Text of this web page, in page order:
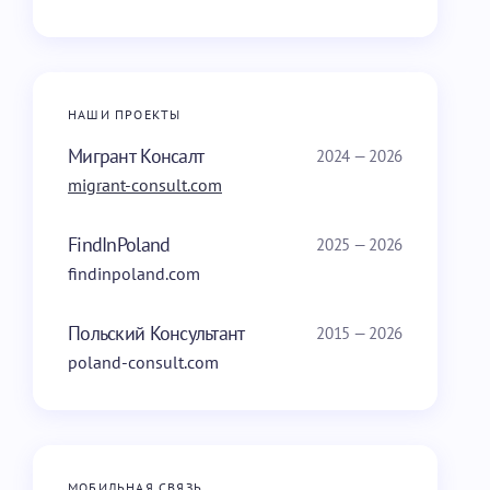
НАШИ ПРОЕКТЫ
Мигрант Консалт 2024 — 2026
migrant-consult.com
FindInPoland 2025 — 2026
findinpoland.com
Польский Консультант 2015 — 2026
poland-consult.com